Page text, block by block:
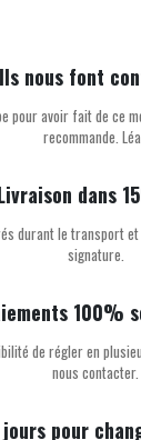
Ils nous font
pour avoir fait de ce
recommande.
dans
durant le transport
signature.
100%
de régler en
nous contacter.
pour